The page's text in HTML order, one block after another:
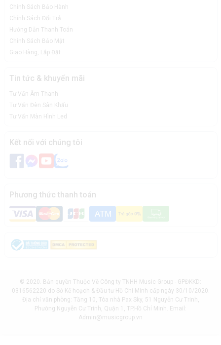
Chính Sách Bảo Hành
Chính Sách Đổi Trả
Hướng Dẫn Thanh Toán
Chính Sách Bảo Mật
Giao Hàng, Lắp Đặt
Tin tức & khuyến mãi
Tư Vấn Âm Thanh
Tư Vấn Đèn Sân Khấu
Tư Vấn Màn Hình Led
Kết nối với chúng tôi
Phương thức thanh toán
© 2020. Bản quyền Thuộc Về Công ty TNHH Music Group - GPĐKKD:
0316562220 do Sở Kế hoạch & Đầu tư Hồ Chí Minh cấp ngày 30/10/2020.
Địa chỉ văn phòng: Tầng 10, Tòa nhà Pax Sky, 51 Nguyễn Cư Trinh,
Phường Nguyễn Cư Trinh, Quận 1, TP.Hồ Chí Minh. Email:
Admin@musicgroup.vn